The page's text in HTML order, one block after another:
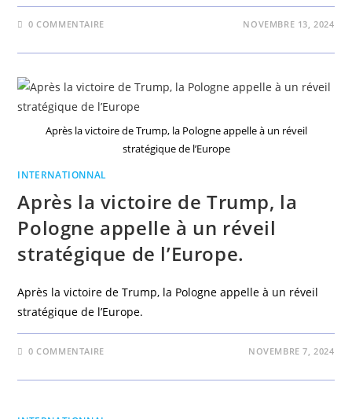
0 COMMENTAIRE NOVEMBRE 13, 2024
Après la victoire de Trump, la Pologne appelle à un réveil
stratégique de l’Europe
INTERNATIONNAL
Après la victoire de Trump, la
Pologne appelle à un réveil
stratégique de l’Europe.
Après la victoire de Trump, la Pologne appelle à un réveil
stratégique de l’Europe.
0 COMMENTAIRE NOVEMBRE 7, 2024